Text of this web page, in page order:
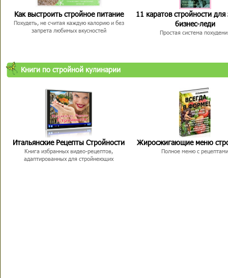
Как выстроить стройное питание
Похудеть, не считая каждую калорию и без
запрета любимых вкусностей
11 каратов стройности для
бизнес-леди
Простая система
Книги по стройной кулинарии
Итальянские Рецепты Стройности
Книга избранных видео-рецептов,
адаптированных для стройнеющих
Жиросжигающие меню
Полное меню с рецептами